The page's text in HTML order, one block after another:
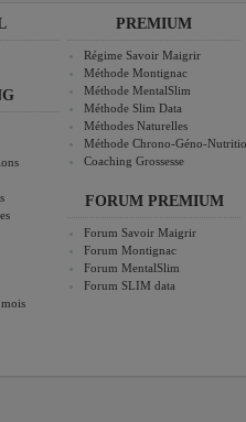
mois
PREMIUM
Régime Savoir Maigrir
Méthode Montignac
Méthode MentalSlim
Méthode Slim Data
Méthodes Naturelles
Méthode Chrono-Géno-
Coaching Grossesse
FORUM PREMIUM
Forum Savoir Maigrir
Forum Montignac
Forum MentalSlim
Forum SLIM data